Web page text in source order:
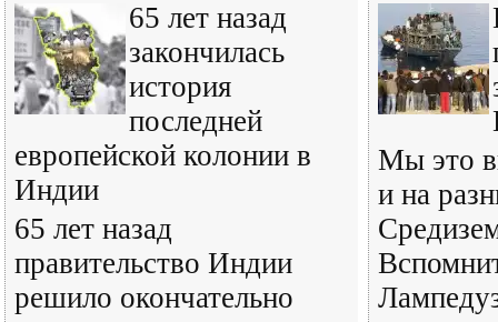
65 лет назад
закончилась
история
последней
европейской колонии в
Индии
65 лет назад
правительство Индии
решило окончательно
Мы это
и на